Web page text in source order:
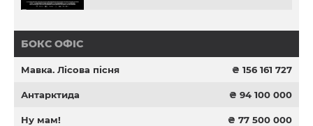
БОКС ОФІС
Мавка. Лісова пісня ₴ 156 161 727
Антарктида ₴ 94 100 000
Ну мам! ₴ 77 500 000